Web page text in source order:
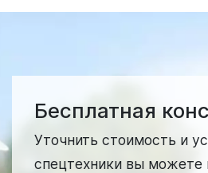
Бесплатная
Уточнить стоимость и
спецтехники вы можете